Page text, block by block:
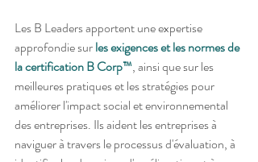
Les B Leaders apportent une expertise
approfondie sur les exigences et les normes de
la certification B Corp™, ainsi que sur les
meilleures pratiques et les stratégies pour
améliorer l'impact social et environnemental
des entreprises. Ils aident les entreprises à
naviguer à travers le processus d'évaluation, à